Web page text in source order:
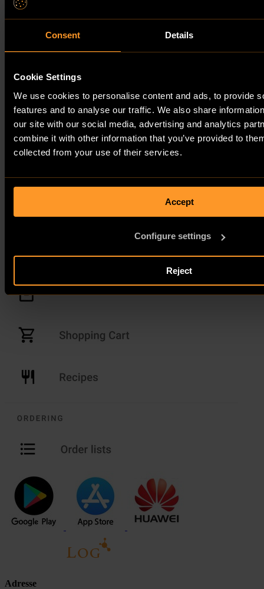
Consent Details
Cookie Settings
We use cookies to personalise content and ads, to provide
features and to analyse our traffic. We also share
our site with our social media, advertising and analytics
combine it with other information that you’ve provided to
collected from your use of their services.
Accept
Configure settings
Reject
Adresse